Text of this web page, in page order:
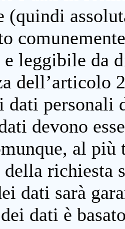
(quindi
e leggibile da
dell’articolo
dati personali
devono
al più
richiesta
dati sarà
dati è